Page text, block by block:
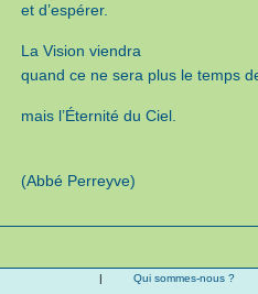
et d’espérer.
La Vision viendra
quand ce ne sera plus le temps
mais l’Éternité du Ciel.
(Abbé Perreyve)
| Qui sommes-nous ?